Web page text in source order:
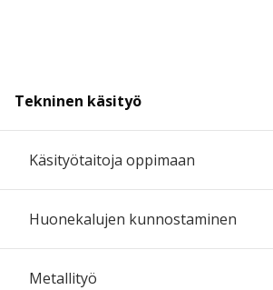
Tekninen käsityö
Käsityötaitoja oppimaan
Huonekalujen kunnostaminen
Metallityö